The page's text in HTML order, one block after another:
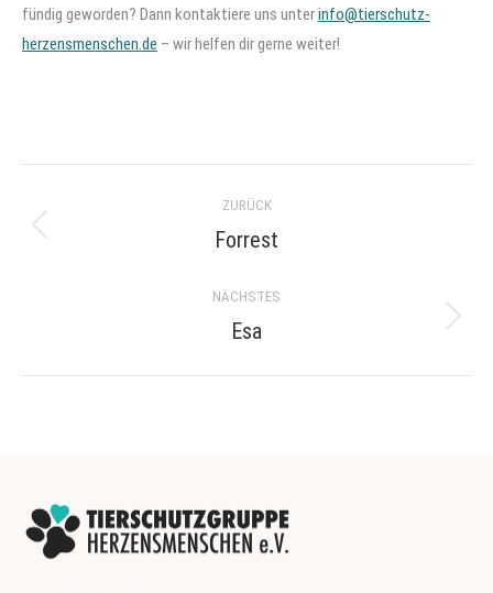
fündig geworden? Dann kontaktiere uns unterinfo@tierschutz-
herzensmenschen.de – wir helfen dir gerne weiter!
navigation
ZURÜCK
Previous
Forrest
NÄCHSTES
Next
Esa